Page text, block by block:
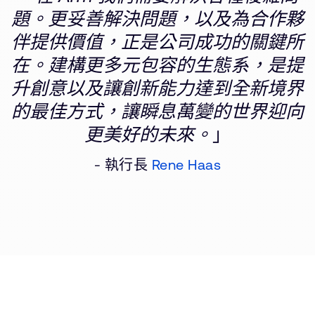
題。更妥善解決問題，以及為合作夥
伴提供價值，正是公司成功的關鍵所
在。建構更多元包容的生態系，是提
升創意以及讓創新能力達到全新境界
的最佳方式，讓瞬息萬變的世界迎向
更美好的未來。 」
- 執行長 Rene Haas